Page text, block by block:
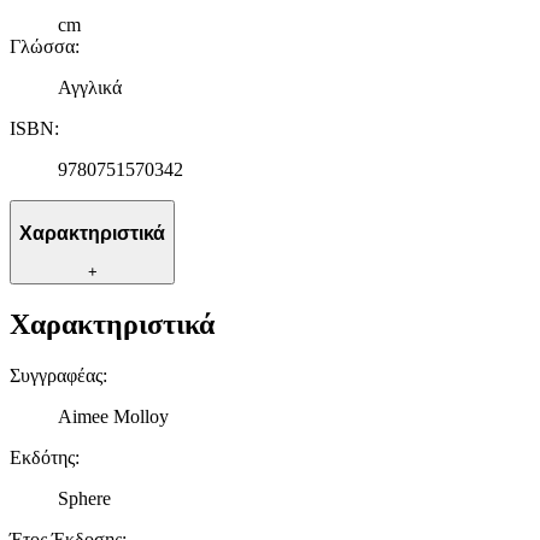
cm
Γλώσσα:
Αγγλικά
ISBN:
9780751570342
Χαρακτηριστικά
+
Χαρακτηριστικά
Συγγραφέας:
Aimee Molloy
Εκδότης:
Sphere